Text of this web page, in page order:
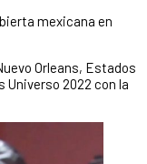
mexicana en
Orleans, Estados
Universo 2022 con la